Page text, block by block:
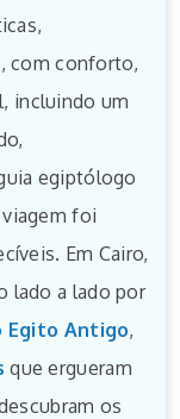
com conforto,
incluindo um
egiptólogo
foi
Em Cairo,
lado a lado por
Egito Antigo,
que ergueram
os